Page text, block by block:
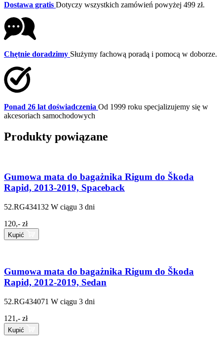
Dostawa gratis Dotyczy wszystkich zamówień powyżej 499 zł.
Chętnie doradzimy Służymy fachową poradą i pomocą w doborze.
Ponad 26 lat doświadczenia Od 1999 roku specjalizujemy się w
akcesoriach samochodowych
Produkty powiązane
Gumowa mata do bagażnika Rigum do Škoda
Rapid, 2013-2019, Spaceback
52.RG434132 W ciągu 3 dni
120,- zł
Kupić
Gumowa mata do bagażnika Rigum do Škoda
Rapid, 2012-2019, Sedan
52.RG434071 W ciągu 3 dni
121,- zł
Kupić